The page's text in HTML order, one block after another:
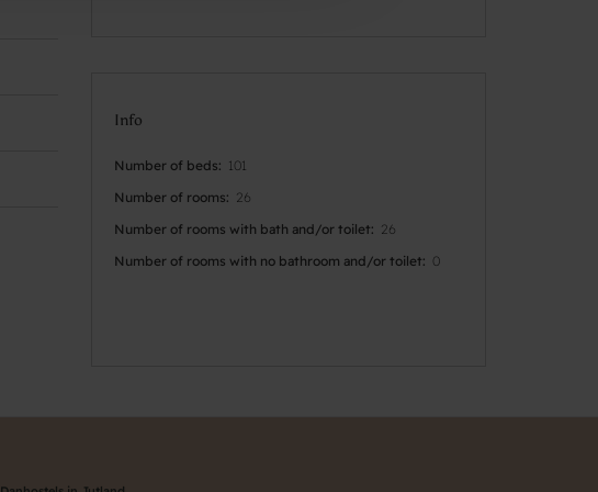
Info
Number of beds
101
Number of rooms
26
Number of rooms with bath and/or toilet
26
Number of rooms with no bathroom and/or toilet
0